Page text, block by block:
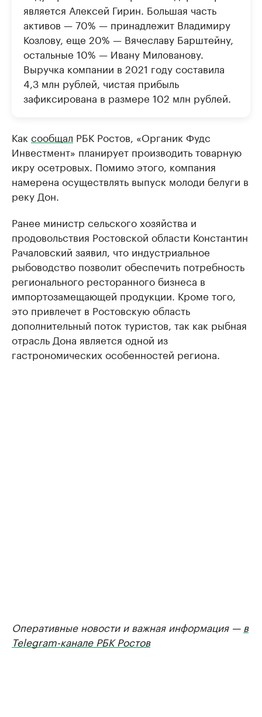
является Алексей Гирин. Большая часть
активов — 70% — принадлежит Владимиру
Козлову, еще 20% — Вячеславу Барштейну,
остальные 10% — Ивану Милованову.
Выручка компании в 2021 году составила
4,3 млн рублей, чистая прибыль
зафиксирована в размере 102 млн рублей.
Как сообщал РБК Ростов, «Органик Фудс
Инвестмент» планирует производить товарную
икру осетровых. Помимо этого, компания
намерена осуществлять выпуск молоди белуги в
реку Дон.
Ранее министр сельского хозяйства и
продовольствия Ростовской области Константин
Рачаловский заявил, что индустриальное
рыбоводство позволит обеспечить потребность
регионального ресторанного бизнеса в
импортозамещающей продукции. Кроме того,
это привлечет в Ростовскую область
дополнительный поток туристов, так как рыбная
отрасль Дона является одной из
гастрономических особенностей региона.
Оперативные новости и важная информация — в
Telegram-канале РБК Ростов